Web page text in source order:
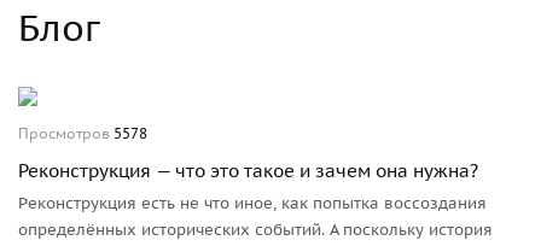
Блог
Просмотров 5578
Реконструкция — что это такое и зачем она нужна?
Реконструкция есть не что иное, как попытка воссоздания
определённых исторических событий. А поскольку история